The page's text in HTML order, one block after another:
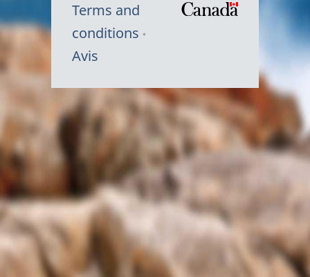
Terms and
conditions
Avis
Symbole
du
Canada